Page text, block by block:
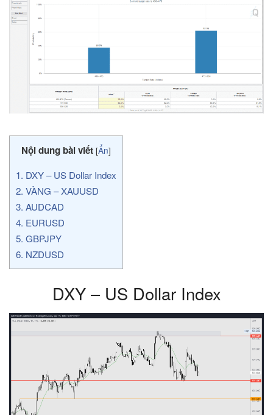
Nội dung bài viết [Ẩn]
1. DXY – US Dollar Index
2. VÀNG – XAUUSD
3. AUDCAD
4. EURUSD
5. GBPJPY
6. NZDUSD
DXY – US Dollar Index